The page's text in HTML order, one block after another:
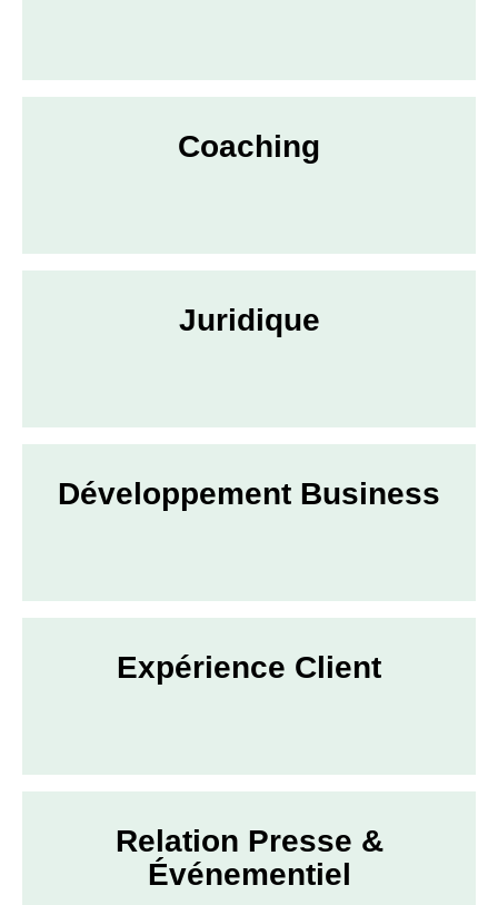
Coaching
Juridique
Développement Business
Expérience Client
Relation Presse &
Événementiel